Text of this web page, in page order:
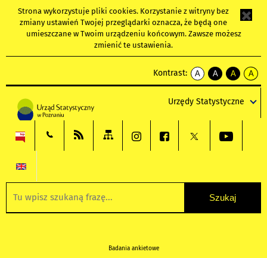
Strona wykorzystuje pliki cookies. Korzystanie z witryny bez
zmiany ustawień Twojej przeglądarki oznacza, że będą one
umieszczane w Twoim urządzeniu końcowym. Zawsze możesz
zmienić te ustawienia.
Kontrast:
A
kontrast
A
kontrast
tekst
czarnym
A
kontrast
tekst
czarnym
A
tekst
żółtym
Urzędy Statystyczne
Badania ankietowe